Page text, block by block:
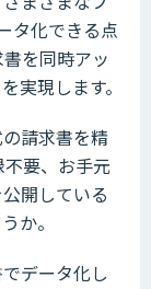
タ化できる点
を同時アッ
実現します。
請求書を精
不要、お手元
開している
か。
データ化し